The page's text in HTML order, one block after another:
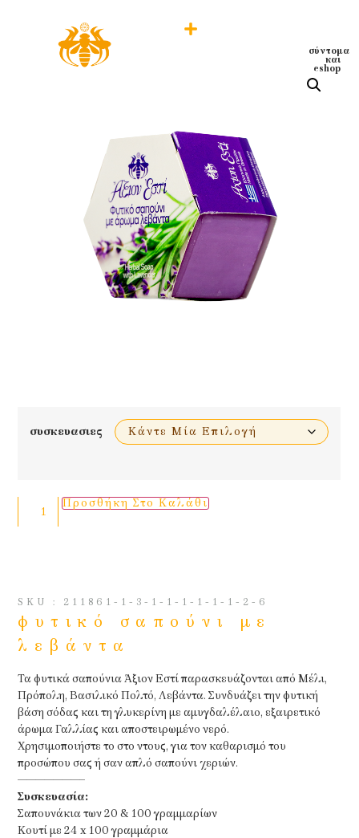
σύντομα
και
eshop
SKU : 211861-1-3-1-1-1-1-1-1-2-6
φυτικό σαπούνι με
λεβάντα
Τα φυτικά σαπούνια Άξιον Εστί παρασκευάζονται από Μέλι,
Πρόπολη, Βασιλικό Πολτό, Λεβάντα. Συνδυάζει την φυτική
βάση σόδας και τη γλυκερίνη με αμυγδαλέλαιο, εξαιρετικό
άρωμα Γαλλίας και αποστειρωμένο νερό.
Χρησιμοποιήστε το στο ντους, για τον καθαρισμό του
προσώπου σας ή σαν απλό σαπούνι χεριών.
———————–
Συσκευασία:
Σαπουνάκια των 20 & 100 γραμμαρίων
Κουτί με 24 x 100 γραμμάρια
συσκευασιες
Προσθήκη Στο Καλάθι